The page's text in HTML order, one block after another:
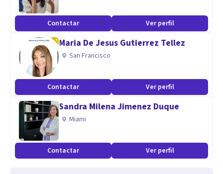
Contactar Ver perfil
Maria De Jesus Gutierrez Tellez
San Francisco
Contactar Ver perfil
Sandra Milena Jimenez Duque
Miami
Contactar Ver perfil